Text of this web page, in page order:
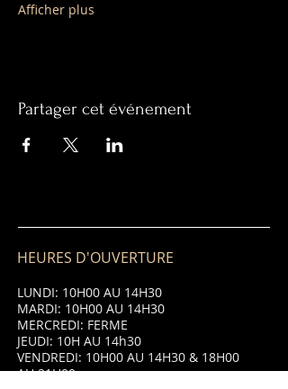
Afficher plus
Partager cet événement
HEURES D'OUVERTURE
LUNDI: 10H00 AU 14H30
MARDI: 10H00 AU 14H30
MERCREDI: FERME
JEUDI: 10H AU 14h30
VENDREDI: 10H00 AU 14H30 & 18H00
AU 21H00